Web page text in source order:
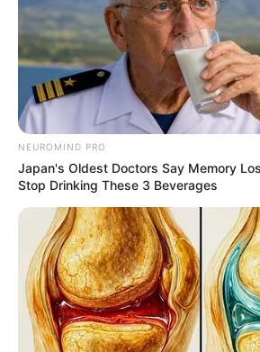
ดวงวันอาทิตย์ ดูดวงร
นัก
อ.มิก พช
เนื้อหาที่ได้รับการโปรโมต
The Insane True Stories Behind
Films
BRAINBERRIES
NEUROMIND PRO
Japan's Oldest Doctors Say Memory
Stop Drinking These 3 Beverages